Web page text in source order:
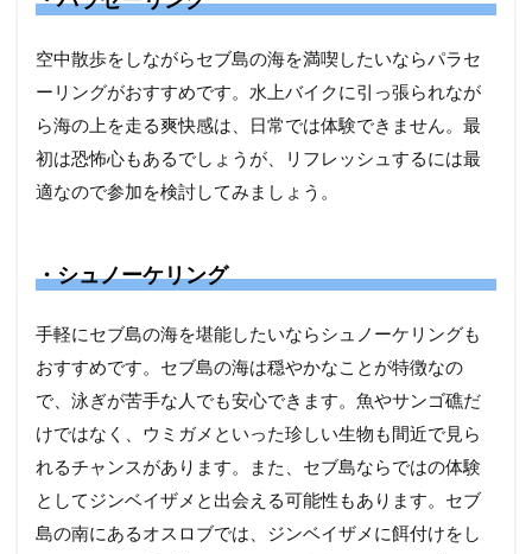
空中散歩をしながらセブ島の海を満喫したいならパラセ
ーリングがおすすめです。水上バイクに引っ張られなが
ら海の上を走る爽快感は、日常では体験できません。最
初は恐怖心もあるでしょうが、リフレッシュするには最
適なので参加を検討してみましょう。
・シュノーケリング
手軽にセブ島の海を堪能したいならシュノーケリングも
おすすめです。セブ島の海は穏やかなことが特徴なの
で、泳ぎが苦手な人でも安心できます。魚やサンゴ礁だ
けではなく、ウミガメといった珍しい生物も間近で見ら
れるチャンスがあります。また、セブ島ならではの体験
としてジンベイザメと出会える可能性もあります。セブ
島の南にあるオスロブでは、ジンベイザメに餌付けをし